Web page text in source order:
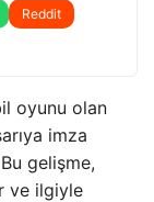
Reddit
oyunu olan
imza
gelişme,
ve ilgiyle